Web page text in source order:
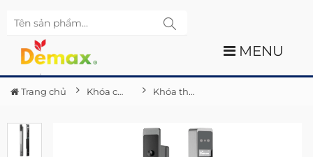
MENU
Trang chủ Khóa cửa điện tử Demax Khóa thông minh nhận diện khuôn mặt Demax EL-MS908 AG CNC